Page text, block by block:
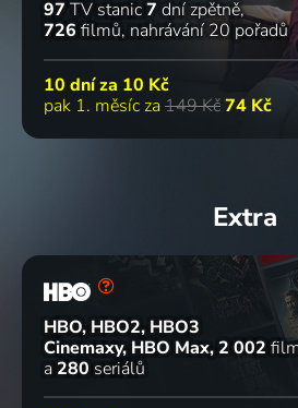
97 TV stanic7 dní zpětně
726 filmů nahrávání 20 pořadů
10 dní za 10 Kč
pak 1. měsíc za 149 Kč74 Kč
Extra
HBO, HBO2, HBO3
Cinemaxy, HBO Max 2 002
a 280 seriálů